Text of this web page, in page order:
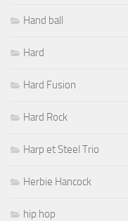
Hand ball
Hard
Hard Fusion
Hard Rock
Harp et Steel Trio
Herbie Hancock
hip hop